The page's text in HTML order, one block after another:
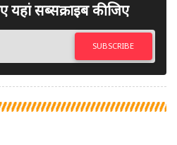
यहां सब्सक्राइब कीजिए
SUBSCRIBE